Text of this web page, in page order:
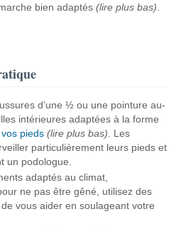
bien adaptés(lire plus bas)
d’une ½ ou une pointure au-
intérieures adaptées à la forme
pieds (lire plus bas) . Les
particulièrement leurs pieds et
un podologue.
adaptés au climat,
ne pas être gêné, utilisez des
vous aider en soulageant votre